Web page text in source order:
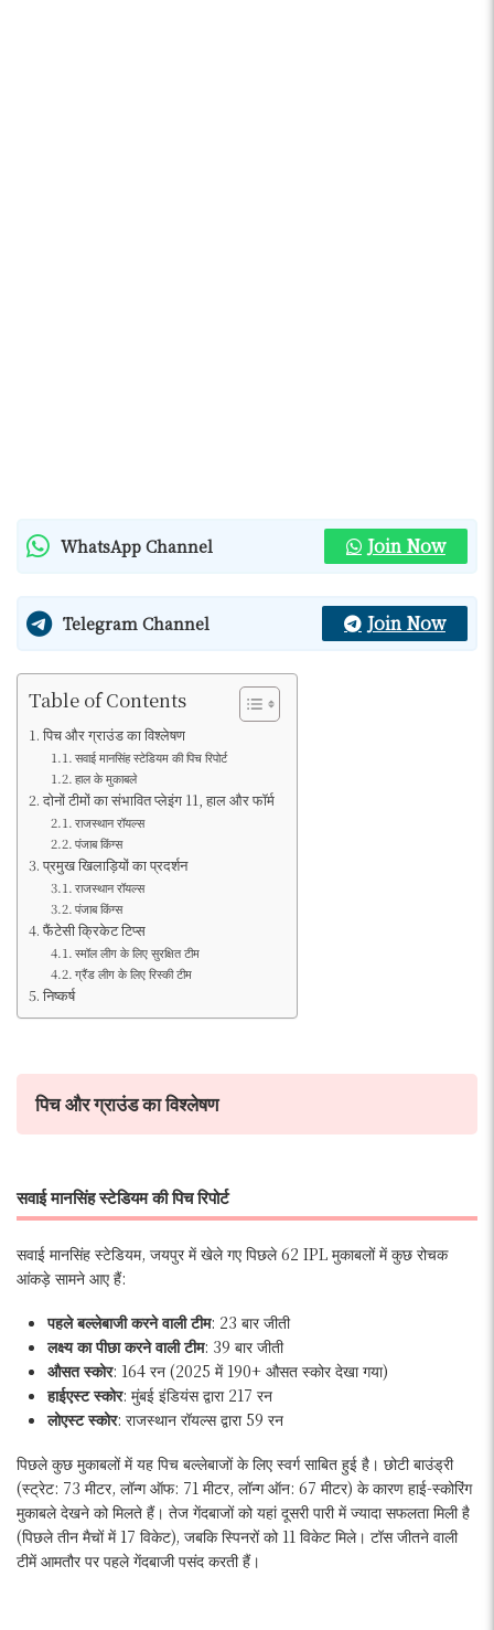
WhatsApp Channel Join Now
Telegram Channel Join Now
Table of Contents
पिच और ग्राउंड का विश्लेषण
सवाई मानसिंह स्टेडियम की पिच रिपोर्ट
हाल के मुकाबले
दोनों टीमों का संभावित प्लेइंग 11, हाल और फॉर्म
राजस्थान रॉयल्स
पंजाब किंग्स
प्रमुख खिलाड़ियों का प्रदर्शन
राजस्थान रॉयल्स
पंजाब किंग्स
फैंटेसी क्रिकेट टिप्स
स्मॉल लीग के लिए सुरक्षित टीम
ग्रैंड लीग के लिए रिस्की टीम
निष्कर्ष
पिच और ग्राउंड का विश्लेषण
सवाई मानसिंह स्टेडियम की पिच रिपोर्ट
सवाई मानसिंह स्टेडियम, जयपुर में खेले गए पिछले 62 IPL मुकाबलों में कुछ रोचक
आंकड़े सामने आए हैं:
पहले बल्लेबाजी करने वाली टीम: 23 बार जीती
लक्ष्य का पीछा करने वाली टीम: 39 बार जीती
औसत स्कोर: 164 रन (2025 में 190+ औसत स्कोर देखा गया)
हाईएस्ट स्कोर: मुंबई इंडियंस द्वारा 217 रन
लोएस्ट स्कोर: राजस्थान रॉयल्स द्वारा 59 रन
पिछले कुछ मुकाबलों में यह पिच बल्लेबाजों के लिए स्वर्ग साबित हुई है। छोटी बाउंड्री
(स्ट्रेट: 73 मीटर, लॉन्ग ऑफ: 71 मीटर, लॉन्ग ऑन: 67 मीटर) के कारण हाई-स्कोरिंग
मुकाबले देखने को मिलते हैं। तेज गेंदबाजों को यहां दूसरी पारी में ज्यादा सफलता मिली है
(पिछले तीन मैचों में 17 विकेट), जबकि स्पिनरों को 11 विकेट मिले। टॉस जीतने वाली
टीमें आमतौर पर पहले गेंदबाजी पसंद करती हैं।